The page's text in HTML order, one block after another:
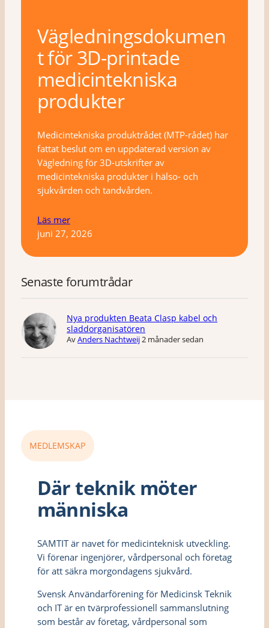
Vägledningsdokumen
t för 3D-printade
medicintekniska
produkter
Medicintekniska produktrådet (MTP-rådet) har
fattat beslut om en uppdaterad version av
Vägledning för 3D-utskrifter av
medicintekniska produkter i hälso- och
sjukvården och tandvården.
Läs mer
juni 27, 2026
Senaste forumtrådar
Nya produkten Beata Clasp kabel och
sladdorganisatören
AvAnders Nachtweij2 månader sedan
MEDLEMSKAP
Där teknik möter
människa
SAMTIT är navet för medicinteknisk utveckling.
Vi förenar ingenjörer, vårdpersonal och företag
för att säkra morgondagens sjukvård.
Svensk Användarförening för Medicinsk Teknik
och IT är en tvärprofessionell sammanslutning
som består av företag, vårdpersonal som